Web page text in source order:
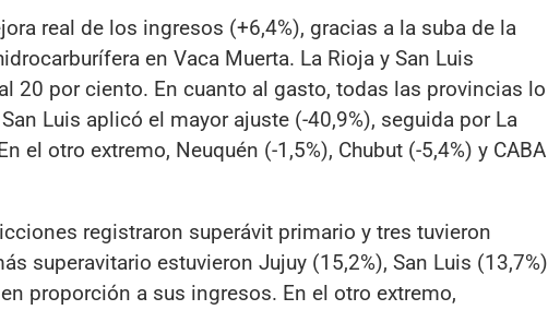
real de los ingresos (+6,4%), gracias a la suba de la
en Vaca Muerta. La Rioja y San Luis
20 por ciento. En cuanto al gasto, todas las provincias lo
Luis aplicó el mayor ajuste (-40,9%), seguida por La
el otro extremo, Neuquén (-1,5%), Chubut (-5,4%) y CABA
registraron superávit primario y tres tuvieron
superavitario estuvieron Jujuy (15,2%), San Luis (13,7%)
proporción a sus ingresos. En el otro extremo,